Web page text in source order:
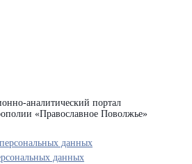
аналитический портал
«Православное Поволжье»
данных
данных